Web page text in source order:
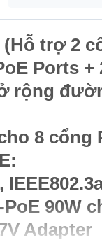
trợ 2
Ports
rộng
8 cổng
90W
Adapter